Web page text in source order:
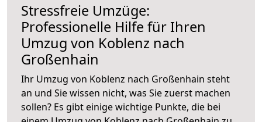
Stressfreie Umzüge:
Professionelle Hilfe für Ihren
Umzug von Koblenz nach
Großenhain
Ihr Umzug von Koblenz nach Großenhain steht
an und Sie wissen nicht, was Sie zuerst machen
sollen? Es gibt einige wichtige Punkte, die bei